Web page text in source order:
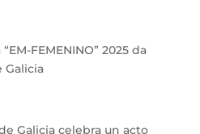
FEMENINO” 2025 da
Galicia
Galicia celebra un acto